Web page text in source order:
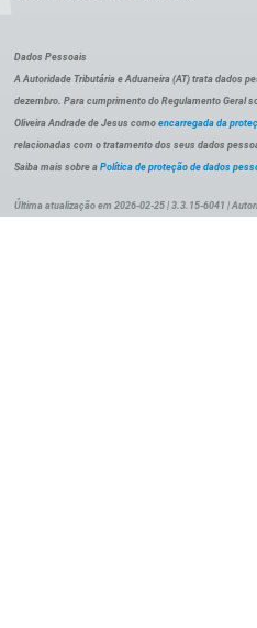
Dados Pessoais
A Autoridade Tributária e Aduaneira (AT) trata dados
dezembro. Para cumprimento do Regulamento Geral
Oliveira Andrade de Jesus como encarregada da
relacionadas com o tratamento dos seus dados
Saiba mais sobre a Política de proteção de dados
Última atualização em 2026-02-25 | 3.3.15-6041 |